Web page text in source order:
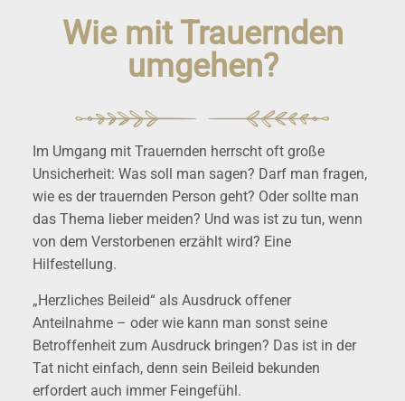
Wie mit Trauernden
umgehen?
Im Umgang mit Trauernden herrscht oft große
Unsicherheit: Was soll man sagen? Darf man fragen,
wie es der trauernden Person geht? Oder sollte man
das Thema lieber meiden? Und was ist zu tun, wenn
von dem Verstorbenen erzählt wird? Eine
Hilfestellung.
„Herzliches Beileid“ als Ausdruck offener
Anteilnahme – oder wie kann man sonst seine
Betroffenheit zum Ausdruck bringen? Das ist in der
Tat nicht einfach, denn sein Beileid bekunden
erfordert auch immer Feingefühl.